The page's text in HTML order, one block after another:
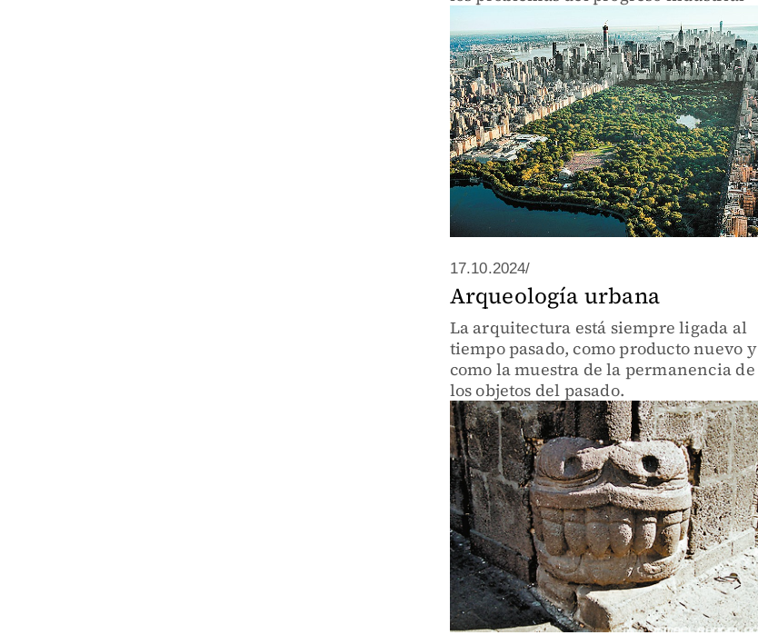
17.10.2024/
Arqueología urbana
La arquitectura está siempre ligada al
tiempo pasado, como producto nuevo y
como la muestra de la permanencia de
los objetos del pasado.